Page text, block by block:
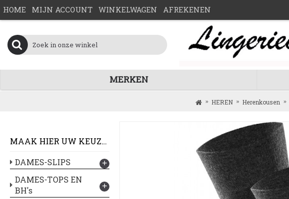
HOME MIJN ACCOUNT WINKELWAGEN AFREKENEN
MERKEN
HEREN Herenkousen
MAAK HIER UW KEUZE :
DAMES-SLIPS
+
DAMES-TOPS EN
BH's
+